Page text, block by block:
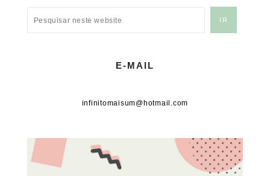
E-MAIL
infinitomaisum@hotmail.com